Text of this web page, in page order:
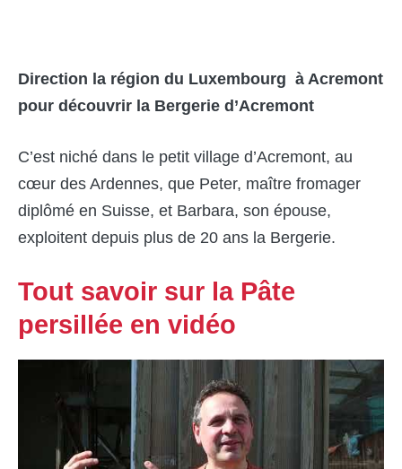
Direction la région du Luxembourg à Acremont
pour découvrir la Bergerie d’Acremont
C’est niché dans le petit village d’Acremont, au
cœur des Ardennes, que Peter, maître fromager
diplômé en Suisse, et Barbara, son épouse,
exploitent depuis plus de 20 ans la Bergerie.
Tout savoir sur la Pâte
persillée en vidéo